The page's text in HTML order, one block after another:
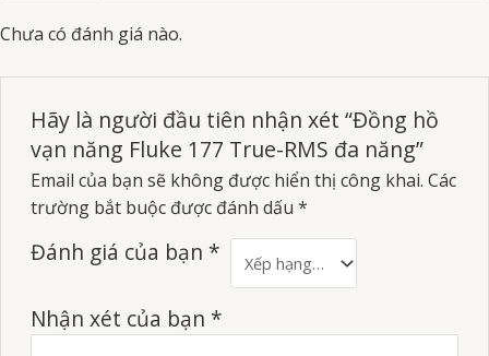
Chưa có đánh giá nào.
Hãy là người đầu tiên nhận xét “Đồng hồ
vạn năng Fluke 177 True-RMS đa năng”
Email của bạn sẽ không được hiển thị công khai. Các
trường bắt buộc được đánh dấu *
Đánh giá của bạn *
Nhận xét của bạn *